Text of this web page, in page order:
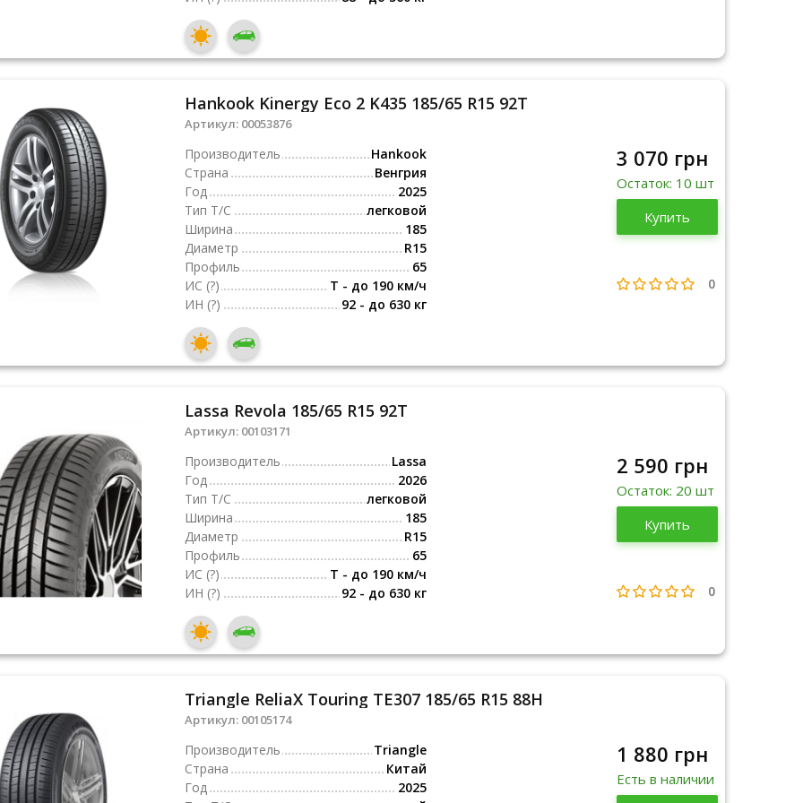
Hankook Kinergy Eco 2 K435 185/65 R15 92T
Артикул: 00053876
Производитель
Hankook
Страна
Венгрия
Год
2025
Тип Т/С
легковой
Ширина
185
Диаметр
R15
Профиль
65
ИС (?)
T - до 190 км/ч
ИН (?) 92 - до 630 кг
Венгрия
2025
3 070 грн
Остаток: 10 шт
Купить
0
Lassa Revola 185/65 R15 92T
Артикул: 00103171
Производитель
Lassa
Год
2026
Тип Т/С
легковой
Ширина
185
Диаметр
R15
Профиль
65
ИС (?)
T - до 190 км/ч
ИН (?) 92 - до 630 кг
2026
2 590 грн
Остаток: 20 шт
Купить
0
Triangle ReliaX Touring TE307 185/65 R15 88H
Артикул: 00105174
Производитель
Triangle
Страна
Китай
Год
2025
1 880 грн
Есть в наличии